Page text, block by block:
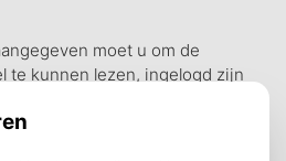
moet u om de
te kunnen lezen, ingelogd zijn
doet.